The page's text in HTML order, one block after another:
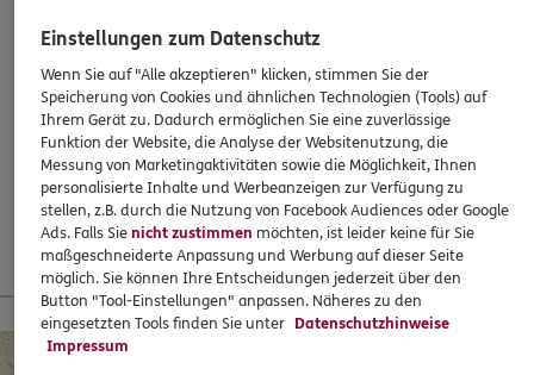
Homepage besuchen
DKV
Guido Liß
Am Herrenhäuser Bahnhof 28 ,30419 Hannover
(4.7 km)
Homepage besuchen
Dennis Breitenreiter
Schulenburger Landstraße 180,30419 Hannover
(5.0 km)
Homepage besuchen
Abschließen, wenn es eigentlich schon zu spät ist? Mit
ERGO klappts! Sogar, wenn die Behandlung bereits
begonnen hat. Oder ein Heil- und Kostenplan vorliegt –
super!
37,60€ monatlich
Mehr erfahren
13 % Startbonus für junge Leute
Einstellungen zum Datenschutz
Wenn Sie auf "Alle akzeptieren" klicken, stimmen Sie der
Speicherung von Cookies und ähnlichen Technologien (Tools) auf
Ihrem Gerät zu. Dadurch ermöglichen Sie eine zuverlässige
Funktion der Website, die Analyse der Websitenutzung, die
Messung von Marketingaktivitäten sowie die Möglichkeit, Ihnen
personalisierte Inhalte und Werbeanzeigen zur Verfügung zu
stellen, z.B. durch die Nutzung von Facebook Audiences oder Google
Ads. Falls Sienicht zustimmen möchten, ist leider keine für Sie
maßgeschneiderte Anpassung und Werbung auf dieser Seite
möglich. Sie können Ihre Entscheidungen jederzeit über den
Button "Tool-Einstellungen" anpassen. Näheres zu den
eingesetzten Tools finden Sie unter Datenschutzhinweise
Impressum